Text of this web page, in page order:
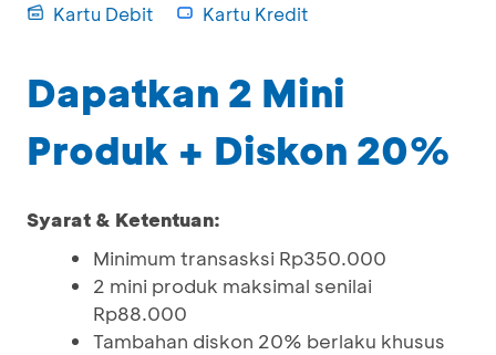
Kartu Debit Kartu Kredit
Dapatkan 2 Mini
Produk + Diskon 20%
Syarat & Ketentuan:
Minimum transasksi Rp350.000
2 mini produk maksimal senilai
Rp88.000
Tambahan diskon 20% berlaku khusus